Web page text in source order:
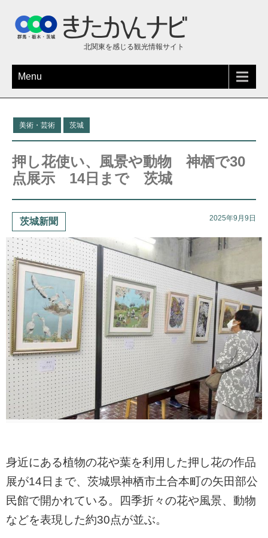
北関東を感じる観光情報サイト
Menu
美術・芸術 茨城
押し花使い、風景や動物 神栖で30
点展示 14日まで 茨城
茨城新聞 2025年9月9日
身近にある植物の花や葉を利用した押し花の作品
展が14日まで、茨城県神栖市土合本町の矢田部公
民館で開かれている。四季折々の花や風景、動物
などを表現した約30点が並ぶ。